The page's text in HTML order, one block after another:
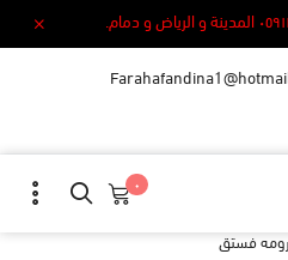
٠
فستق